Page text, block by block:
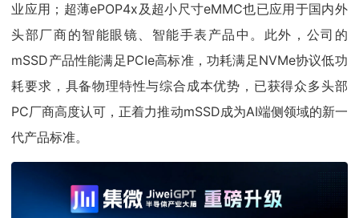
业应用；超薄ePOP4x及超小尺寸eMMC也已应用于国内外
头部厂商的智能眼镜、智能手表产品中。此外，公司的
mSSD产品性能满足PCIe高标准，功耗满足NVMe协议低功
耗要求，具备物理特性与综合成本优势，已获得众多头部
PC厂商高度认可，正着力推动mSSD成为AI端侧领域的新一
代产品标准。